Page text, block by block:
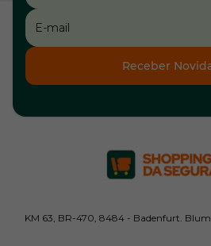
Receber
KM 63, BR-470, 8484 - Badenfurt.